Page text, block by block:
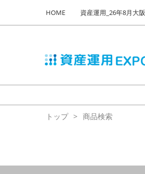
キ
し
て
to
HOME 資産運用_26年8月大阪
トップ 商品検索